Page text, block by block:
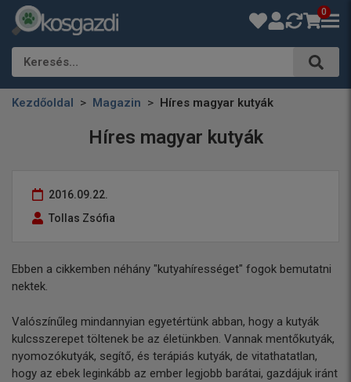
0
Keresés…
Kezdőoldal Magazin Híres magyar kutyák
Híres magyar kutyák
2016.09.22.
Tollas Zsófia
Ebben a cikkemben néhány "kutyahírességet" fogok bemutatni
nektek.
Valószínűleg mindannyian egyetértünk abban, hogy a kutyák
kulcsszerepet töltenek be az életünkben. Vannak mentőkutyák,
nyomozókutyák, segítő, és terápiás kutyák, de vitathatatlan,
hogy az ebek leginkább az ember legjobb barátai, gazdájuk iránt